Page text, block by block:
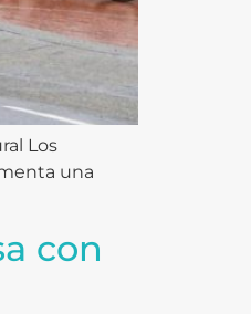
Los
una
con